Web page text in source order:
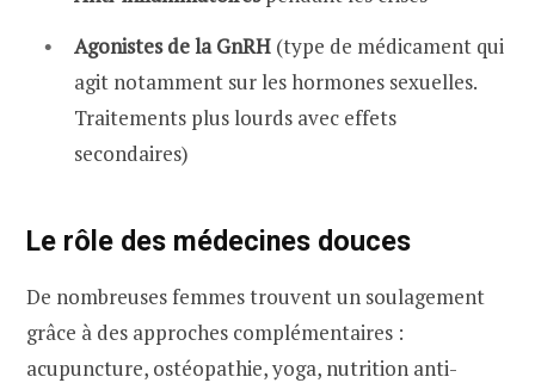
Agonistes de la GnRH (type de médicament qui
agit notamment sur les hormones sexuelles.
Traitements plus lourds avec effets
secondaires)
Le rôle des médecines douces
De nombreuses femmes trouvent un soulagement
grâce à des approches complémentaires :
acupuncture, ostéopathie, yoga, nutrition anti-